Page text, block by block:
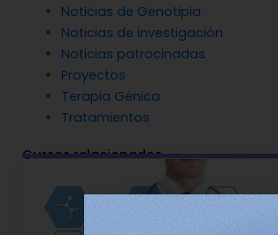
Noticias de Genotipia
Noticias de investigación
Noticias patrocinadas
Proyectos
Terapia Génica
Tratamientos
Cursos relacionados